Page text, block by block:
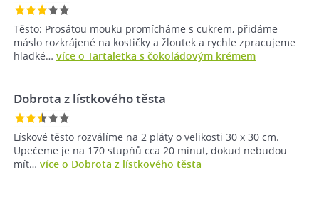
Těsto: Prosátou mouku promícháme s cukrem, přidáme
máslo rozkrájené na kostičky a žloutek a rychle zpracujeme
hladké… více o Tartaletka s čokoládovým krémem
Dobrota z lístkového těsta
Lískové těsto rozválíme na 2 pláty o velikosti 30 x 30 cm.
Upečeme je na 170 stupňů cca 20 minut, dokud nebudou
mít… více o Dobrota z lístkového těsta